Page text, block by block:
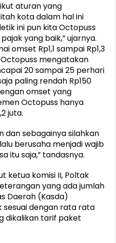
aturan yang
kota dalam hal ini
ini pun kita Octopuss
yang baik,” ujarnya.
omset Rp1,1 sampai Rp1,3
mengatakan
20 sampai 25 perhari
paling rendah Rp150
omset yang
Octopuss hanya
juta.
dan sebagainya silahkan
berusaha menjadi wajib
itu saja,” tandasnya.
ketua komisi II, Poltak
yang ada jumlah
Daerah (Kasda)
dengan rata rata
dikalikan tarif paket